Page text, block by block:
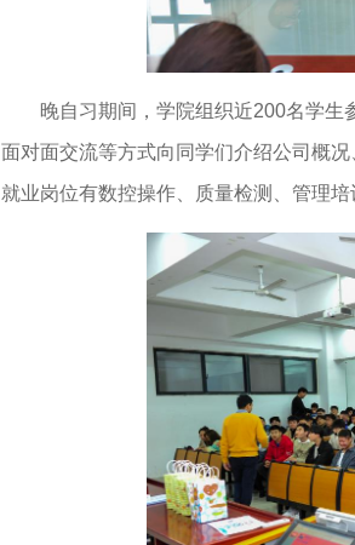
晚自习期间，学院组织近200名学生
面对面交流等方式向同学们介绍公司概
就业岗位有数控操作、质量检测、管理